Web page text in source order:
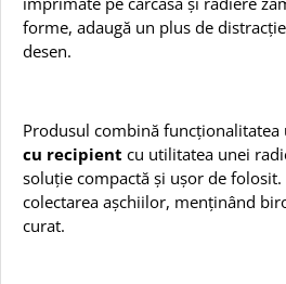
forme, adaugă un plus de
desen.
Produsul combină funcționalitatea
cu recipient cu utilitatea unei
soluție compactă și ușor de
colectarea așchiilor, menținând
curat.